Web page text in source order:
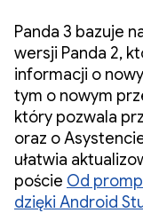
Panda 3 bazuje
wersji Panda 2,
informacji o
tym o nowym
który pozwala
oraz o
ułatwia
poście Od
dzięki Android